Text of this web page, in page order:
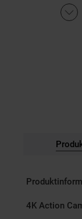
4K Action